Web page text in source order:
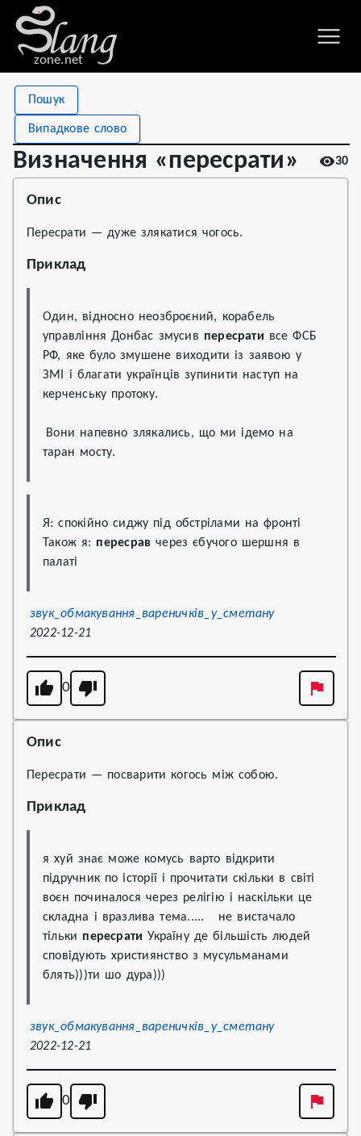
zone.net
Пошук
Випадкове слово
Визначення «пересрати» 30
Визначення «пересрати»
Stat
Views
Definitions 3
Опис
Пересрати — дуже злякатися чогось.
Приклад
Один, відносно неозброєний, корабель
управління Донбас змусив пересрати все ФСБ
РФ, яке було змушене виходити із заявою у
ЗМІ і благати українців зупинити наступ на
керченську протоку.
таран мосту.
Я: спокійно сиджу під обстрілами на фронті
Також я: пересрав через єбучого шершня в
палаті
звук_обмакування_вареничків_у_сметану
2022-12-21
0
Опис
Пересрати — посварити когось між собою.
Приклад
я хуй знає може комусь варто відкрити
підручник по історії і прочитати скільки в світі
воєн починалося через релігію і наскільки це
складна і вразлива тема.....   не вистачало
тільки пересрати Україну де більшість людей
сповідують християнство з мусульманами
блять)))ти шо дура)))
звук_обмакування_вареничків_у_сметану
2022-12-21
0